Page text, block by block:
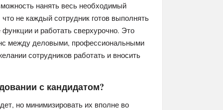
нанять весь необходимый
не каждый сотрудник готов выполнять
и работать сверхурочно. Это
между деловыми, профессиональными
сотрудников работать и вносить
с кандидатом?
но минимизировать их вполне во